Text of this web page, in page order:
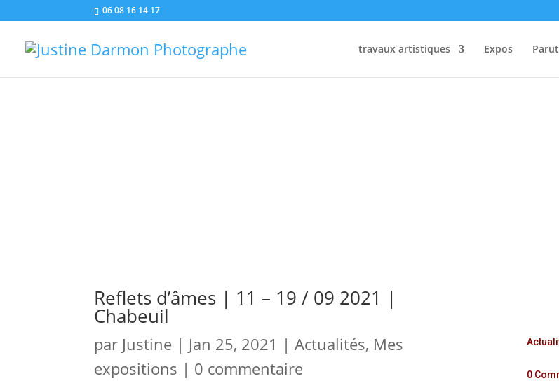
06 08 16 14 17
travaux artistiques Expos
Reflets d’âmes | 11 – 19 / 09 2021 |
Chabeuil
par Justine | Jan 25, 2021 |Actualités, Mes
expositions | 0 commentaire 0